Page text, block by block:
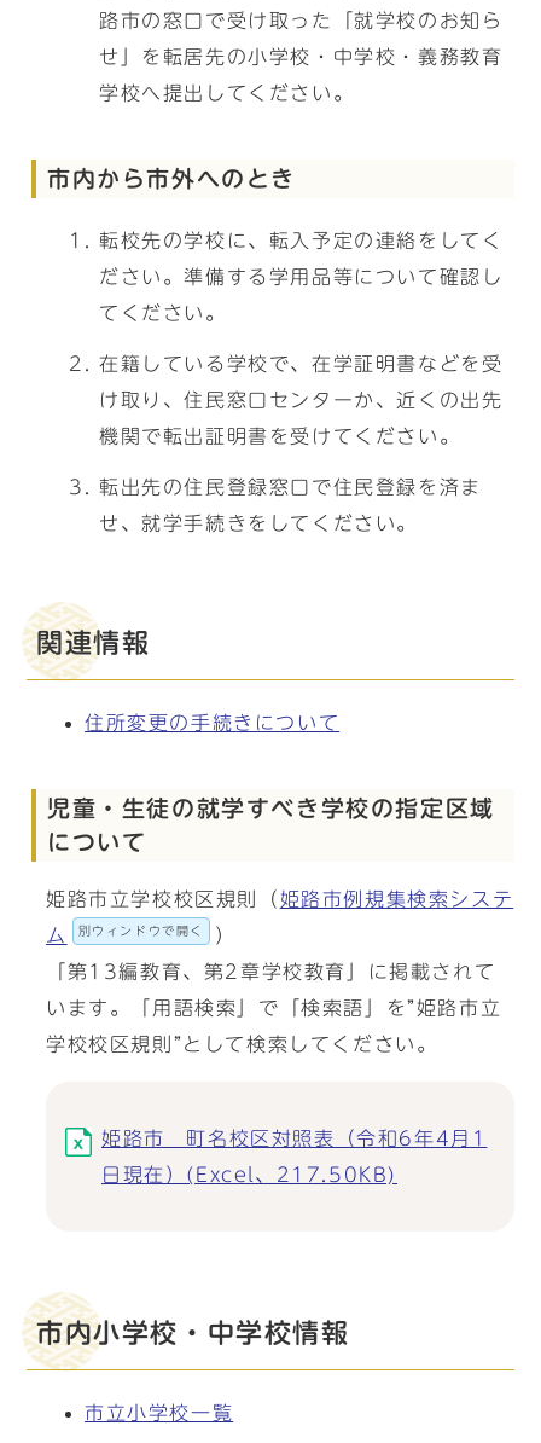
路市の窓口で受け取った「就学校のお知ら
せ」を転居先の小学校・中学校・義務教育
学校へ提出してください。
市内から市外へのとき
転校先の学校に、転入予定の連絡をしてく
ださい。準備する学用品等について確認し
てください。
在籍している学校で、在学証明書などを受
け取り、住民窓口センターか、近くの出先
機関で転出証明書を受けてください。
転出先の住民登録窓口で住民登録を済ま
せ、就学手続きをしてください。
関連情報
住所変更の手続きについて
児童・生徒の就学すべき学校の指定区域
について
姫路市立学校校区規則（ 姫路市例規集検索システ
ム
別ウィンドウで開く
）
「第13編教育、第2章学校教育」に掲載されて
います。「用語検索」で「検索語」を”姫路市立
学校校区規則”として検索してください。
姫路市 町名校区対照表（令和6年4月1
日現在）(Excel、217.50KB)
市内小学校・中学校情報
市立小学校一覧